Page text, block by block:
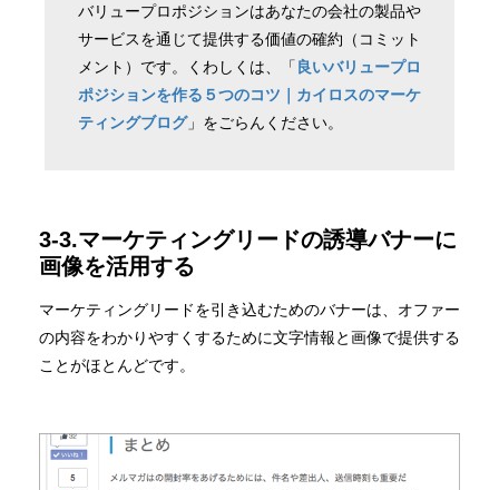
バリュープロポジションはあなたの会社の製品や
サービスを通じて提供する価値の確約（コミット
メント）です。くわしくは、「 良いバリュープロ
ポジションを作る５つのコツ｜カイロスのマーケ
ティングブログ」をごらんください。
3-3.マーケティングリードの誘導バナーに
画像を活用する
マーケティングリードを引き込むためのバナーは、オファー
の内容をわかりやすくするために文字情報と画像で提供する
ことがほとんどです。